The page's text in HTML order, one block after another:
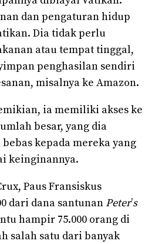
dan pengaturan hidup
Dia tidak perlu
atau tempat tinggal,
penghasilan sendiri
misalnya ke Amazon.
ia memiliki akses ke
besar, yang dia
kepada mereka yang
keinginannya.
Paus Fransiskus
dari dana santunan Peter’s
hampir 75.000 orang di
salah satu dari banyak